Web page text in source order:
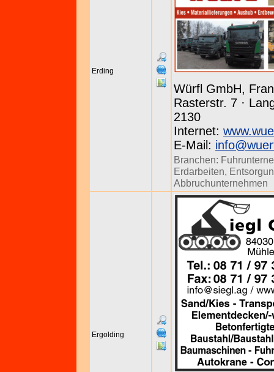
Erding
Würfl GmbH,
Rasterstr. 7 ·
2130
Internet:
E-Mail:
Branchen:
Erdarbeiten,
Abbruchunternehmen
Ergolding